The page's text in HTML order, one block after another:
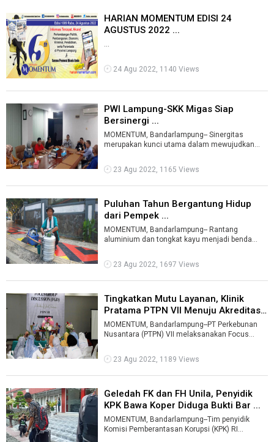
HARIAN MOMENTUM EDISI 24
AGUSTUS 2022 ...
...
24 Agu 2022, 1140 Views
PWI Lampung-SKK Migas Siap
Bersinergi ...
MOMENTUM, Bandarlampung-- Sinergitas
merupakan kunci utama dalam mewujudkan
haru ...
23 Agu 2022, 1165 Views
Puluhan Tahun Bergantung Hidup
dari Pempek ...
MOMENTUM, Bandarlampung-- Rantang
aluminium dan tongkat kayu menjadi benda
(59).Hampi ...
23 Agu 2022, 1697 Views
Tingkatkan Mutu Layanan, Klinik
Pratama PTPN VII Menuju Akreditas
...
MOMENTUM, Bandarlampung--PT Perkebunan
Nusantara (PTPN) VII melaksanakan Focus
yang ...
23 Agu 2022, 1189 Views
Geledah FK dan FH Unila, Penyidik
KPK Bawa Koper Diduga Bukti Bar ...
MOMENTUM, Bandarlampung--Tim penyidik
Komisi Pemberantasan Korupsi (KPK) RI